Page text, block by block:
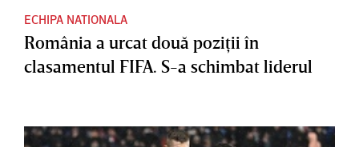
ECHIPA NATIONALA
România a urcat două poziţii în
clasamentul FIFA. S-a schimbat liderul